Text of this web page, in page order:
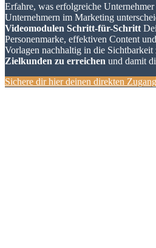
Erfahre, was erfolgreiche
Unternehmern im Marketing
Videomodulen Schritt-für-Schritt
Personenmarke, effektiven Content
Vorlagen nachhaltig in die Sichtbarkeit
Zielkunden zu erreichen und damit
Sichere dir hier deinen direkten Zugang